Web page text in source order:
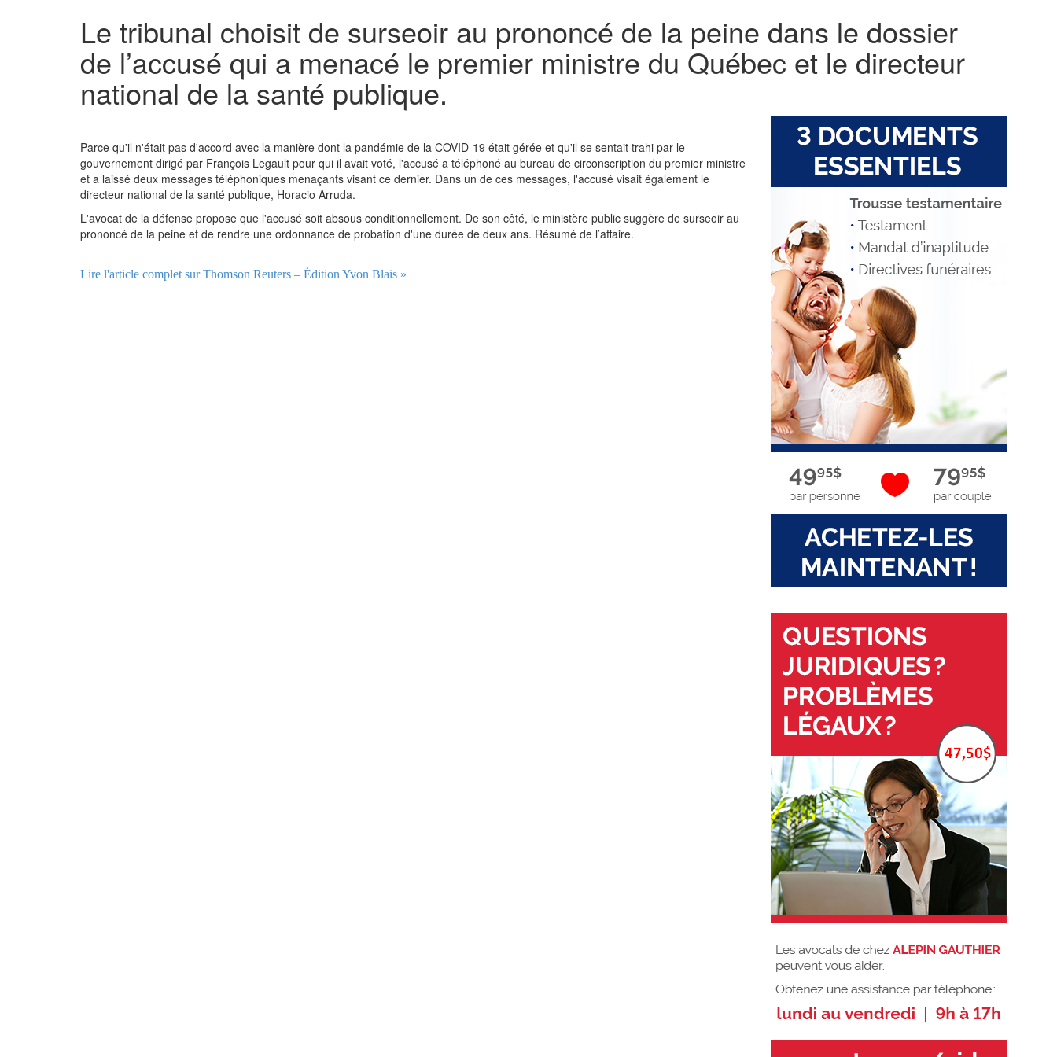
Le tribunal choisit de surseoir au prononcé de la peine dans le dossier
de l’accusé qui a menacé le premier ministre du Québec et le directeur
national de la santé publique.
Parce qu'il n'était pas d'accord avec la manière dont la pandémie de la COVID-19 était gérée et qu'il se sentait trahi par le
gouvernement dirigé par François Legault pour qui il avait voté, l'accusé a téléphoné au bureau de circonscription du premier ministre
et a laissé deux messages téléphoniques menaçants visant ce dernier. Dans un de ces messages, l'accusé visait également le
directeur national de la santé publique, Horacio Arruda.
L'avocat de la défense propose que l'accusé soit absous conditionnellement. De son côté, le ministère public suggère de surseoir au
prononcé de la peine et de rendre une ordonnance de probation d'une durée de deux ans. Résumé de l’affaire.
Lire l'article complet sur Thomson Reuters – Édition Yvon Blais »